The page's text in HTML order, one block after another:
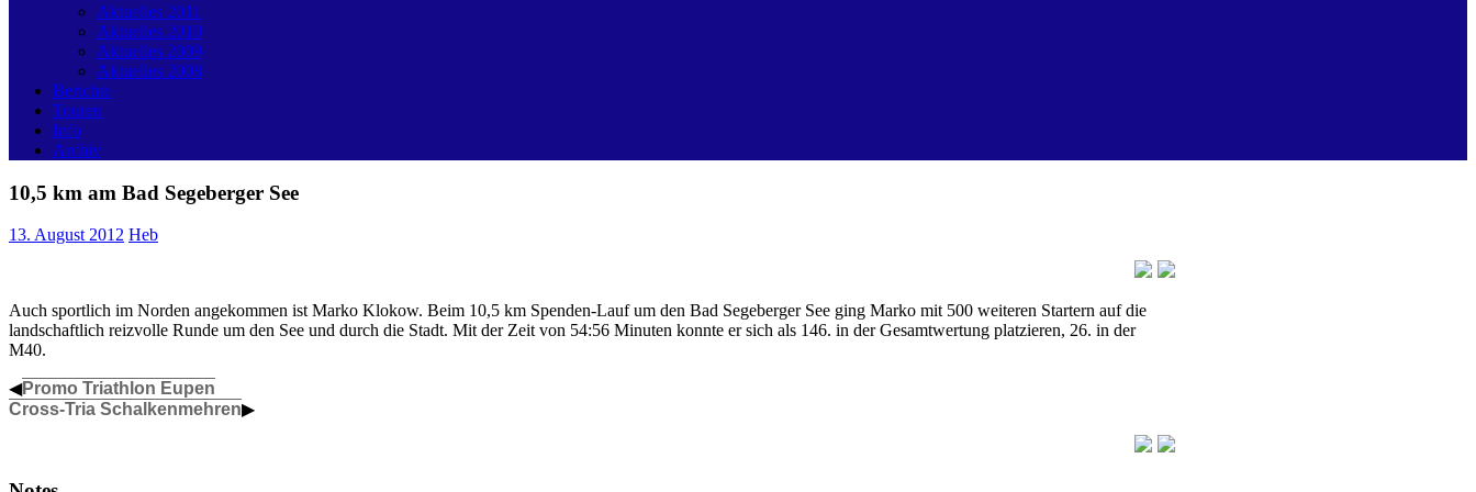
Aktuelles 2011
Aktuelles 2010
Aktuelles 2009
Aktuelles 2008
Berichte
Touren
Info
Archiv
10,5 km am Bad Segeberger See
13. August 2012 Heb
Auch sportlich im Norden angekommen ist Marko Klokow. Beim 10,5 km Spenden-Lauf um den Bad Segeberger See ging Marko mit 500 weiteren Startern auf die
landschaftlich reizvolle Runde um den See und durch die Stadt. Mit der Zeit von 54:56 Minuten konnte er sich als 146. in der Gesamtwertung platzieren, 26. in der
M40.
◀Promo Triathlon Eupen
Cross-Tria Schalkenmehren▶